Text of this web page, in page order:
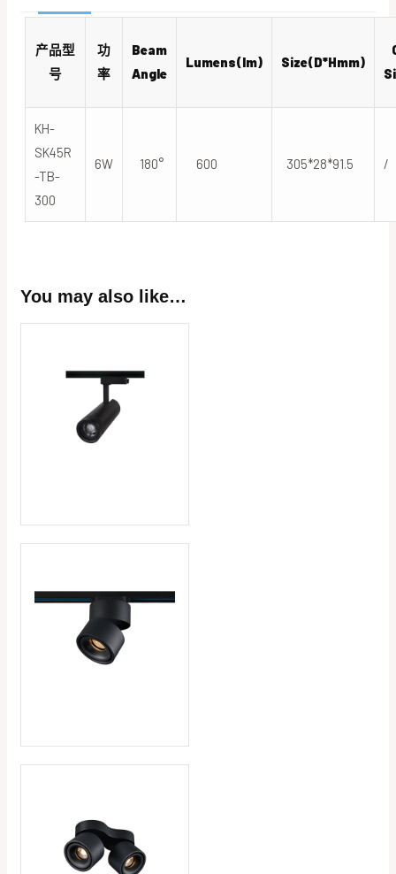
产品型
号
功
率
Beam
Angle
Lumens(lm) Size(D*Hmm)
KH-
SK45R
-TB-
300
6W 180° 600 305*28*91.5 /
You may also like…